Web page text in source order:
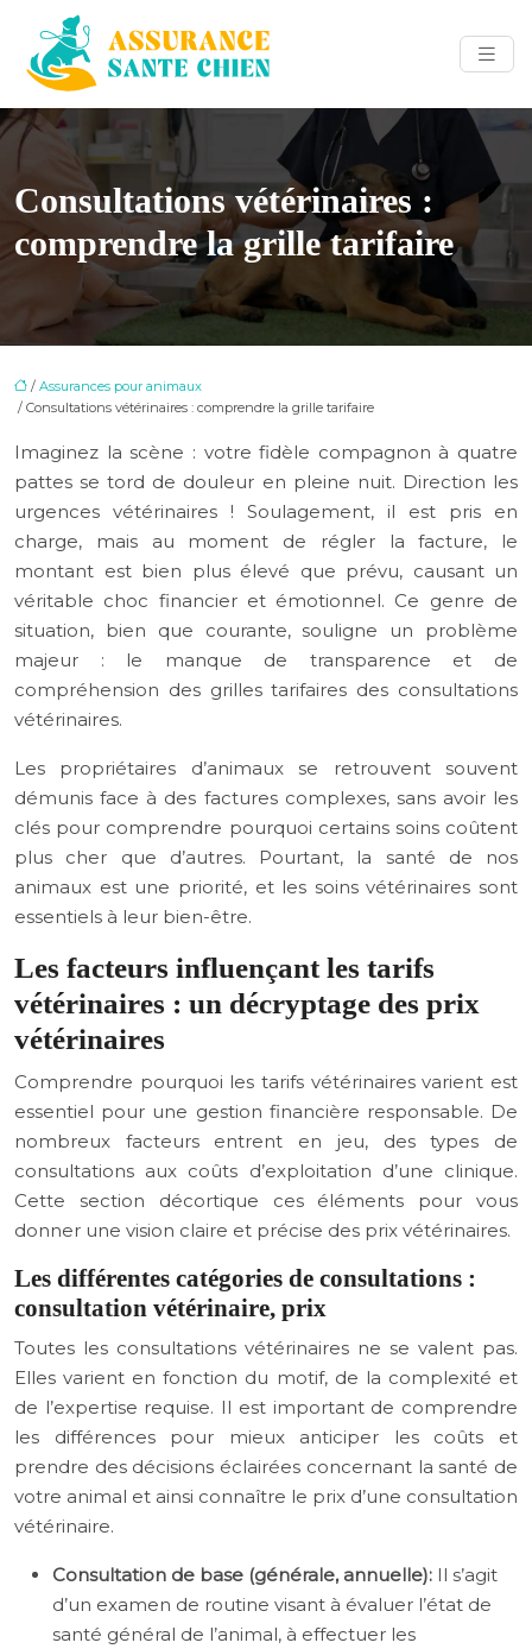
Consultations vétérinaires :
comprendre la grille tarifaire
/ Assurances pour animaux
/ Consultations vétérinaires : comprendre la grille tarifaire
Imaginez la scène : votre fidèle compagnon à quatre
pattes se tord de douleur en pleine nuit. Direction les
urgences vétérinaires ! Soulagement, il est pris en
charge, mais au moment de régler la facture, le
montant est bien plus élevé que prévu, causant un
véritable choc financier et émotionnel. Ce genre de
situation, bien que courante, souligne un problème
majeur : le manque de transparence et de
compréhension des grilles tarifaires des consultations
vétérinaires.
Les propriétaires d’animaux se retrouvent souvent
démunis face à des factures complexes, sans avoir les
clés pour comprendre pourquoi certains soins coûtent
plus cher que d’autres. Pourtant, la santé de nos
animaux est une priorité, et les soins vétérinaires sont
essentiels à leur bien-être.
Les facteurs influençant les tarifs
vétérinaires : un décryptage des prix
vétérinaires
Comprendre pourquoi les tarifs vétérinaires varient est
essentiel pour une gestion financière responsable. De
nombreux facteurs entrent en jeu, des types de
consultations aux coûts d’exploitation d’une clinique.
Cette section décortique ces éléments pour vous
donner une vision claire et précise des prix vétérinaires.
Les différentes catégories de consultations :
consultation vétérinaire, prix
Toutes les consultations vétérinaires ne se valent pas.
Elles varient en fonction du motif, de la complexité et
de l’expertise requise. Il est important de comprendre
les différences pour mieux anticiper les coûts et
prendre des décisions éclairées concernant la santé de
votre animal et ainsi connaître le prix d’une consultation
vétérinaire.
Consultation de base (générale, annuelle): Il s’agit
d’un examen de routine visant à évaluer l’état de
santé général de l’animal, à effectuer les